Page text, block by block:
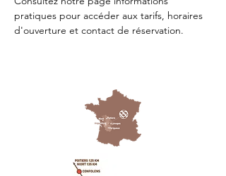
pratiques pour accéder aux tarifs, horaires
d'ouverture et contact de réservation.